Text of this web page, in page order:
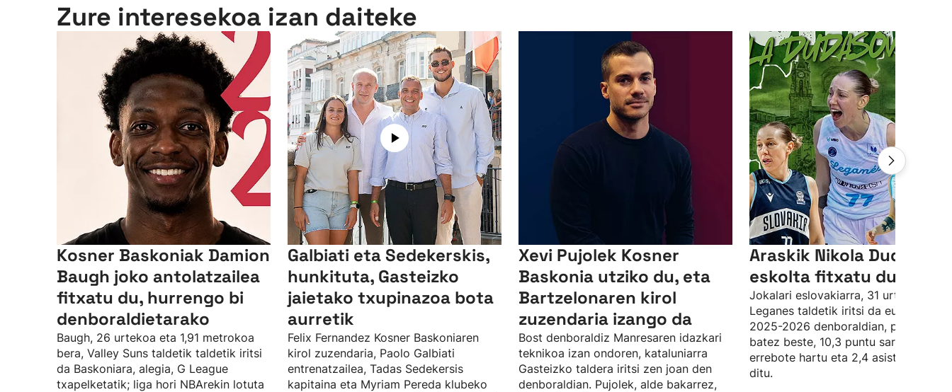
Zure interesekoa izan daiteke
Kosner Baskoniak Damion
Baugh joko antolatzailea
fitxatu du, hurrengo bi
denboraldietarako
Baugh, 26 urtekoa eta 1,91 metrokoa
bera, Valley Suns taldetik taldetik iritsi
da Baskoniara, alegia, G League
txapelketatik; liga hori NBArekin lotuta
Galbiati eta Sedekerskis,
hunkituta, Gasteizko
jaietako txupinazoa bota
aurretik
Felix Fernandez Kosner Baskoniaren
kirol zuzendaria, Paolo Galbiati
entrenatzailea, Tadas Sedekersis
kapitaina eta Myriam Pereda klubeko
Xevi Pujolek Kosner
Baskonia utziko du, eta
Bartzelonaren kirol
zuzendaria izango da
Bost denboraldiz Manresaren idazkari
teknikoa izan ondoren, kataluniarra
Gasteizko taldera iritsi zen joan den
denboraldian. Pujolek, alde bakarrez,
Araskik Nikola Dudasova
eskolta fitxatu du
Jokalari eslovakiarra, 31 urtekoa
Leganes taldetik iritsi da euskal
2025-2026 denboraldian, partidako,
batez beste, 10,3 puntu sartu, 3,5
errebote hartu eta 2,4 asistentzia
ditu.